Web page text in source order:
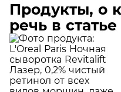
Продукты, о
речь в статье